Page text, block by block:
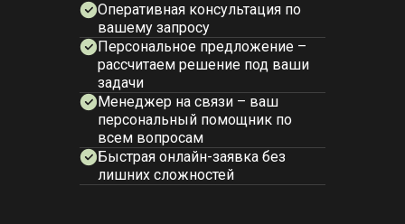
Оперативная консультация по
вашему запросу
Персональное предложение –
рассчитаем решение под ваши
задачи
Менеджер на связи – ваш
персональный помощник по
всем вопросам
Быстрая онлайн-заявка без
лишних сложностей